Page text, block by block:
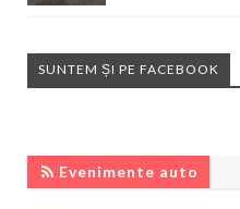
SUNTEM ȘI PE FACEBOOK
Evenimente auto